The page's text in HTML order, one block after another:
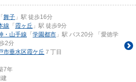
「 舞子 」駅 徒歩16分
線 「 霞ヶ丘 」駅 徒歩9分
・山手線 「 学園都市 」駅 バス20分 「愛徳学
2分
市垂水区霞ケ丘 ７丁目
7年